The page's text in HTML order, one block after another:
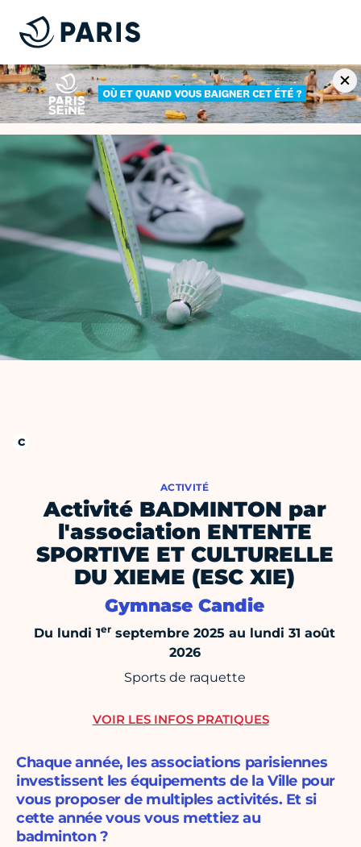
ACTIVITÉ
Activité BADMINTON par
l'association ENTENTE
SPORTIVE ET CULTURELLE
DU XIEME (ESC XIE)
Gymnase Candie
Du lundi 1er septembre 2025 au lundi 31 août
2026
Sports de raquette
Chaque année, les associations parisiennes
investissent les équipements de la Ville pour
vous proposer de multiples activités. Et si
cette année vous vous mettiez au
badminton ?
VOIR LES INFOS PRATIQUES